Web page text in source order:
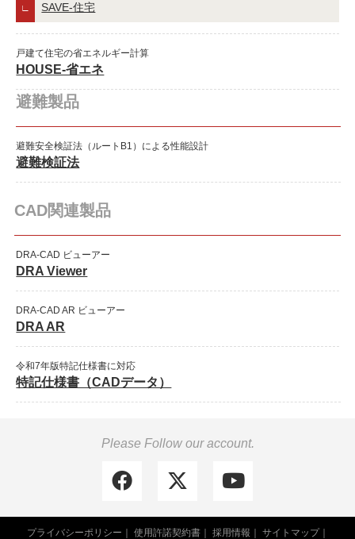
SAVE-住宅
戸建て住宅の省エネルギー計算
HOUSE-省エネ
避難製品
避難安全検証法（ルートB1）による性能設計
避難検証法
CAD関連製品
DRA-CAD ビューアー
DRA Viewer
DRA-CAD AR ビューアー
DRA AR
令和7年版特記仕様書に対応
特記仕様書（CADデータ）
Please Follow our account.
プライバシーポリシー 使用許諾契約書 採用情報 サイトマップ